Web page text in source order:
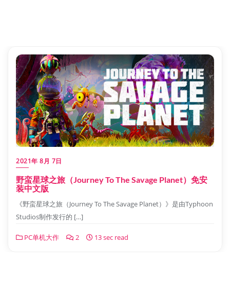
2021年 8月 7日
野蛮星球之旅（Journey To The Savage Planet）免安
装中文版
《野蛮星球之旅（Journey To The Savage Planet）》是由Typhoon
Studios制作发行的 […]
PC单机大作 2 13 sec read